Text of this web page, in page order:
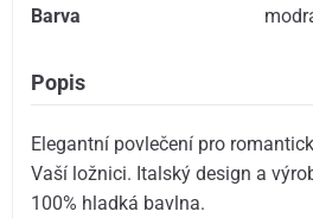
Barva
Popis
Elegantní povlečení pro
Vaší ložnici. Italský design a
100% hladká bavlna.